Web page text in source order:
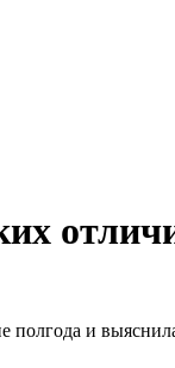
полгода и